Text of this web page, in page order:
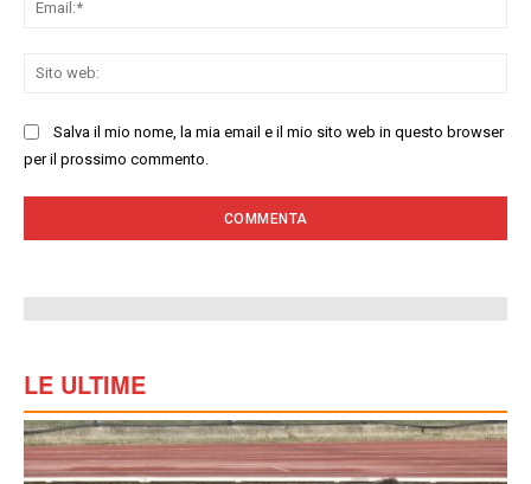
Salva il mio nome, la mia email e il mio sito web in questo browser
per il prossimo commento.
LE ULTIME